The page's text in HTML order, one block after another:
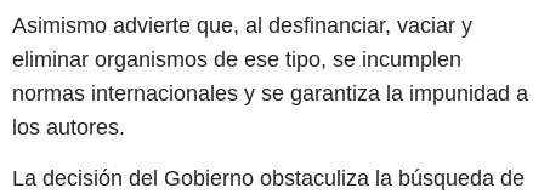
Asimismo advierte que, al desfinanciar, vaciar y
eliminar organismos de ese tipo, se incumplen
normas internacionales y se garantiza la impunidad a
los autores.
La decisión del Gobierno obstaculiza la búsqueda de